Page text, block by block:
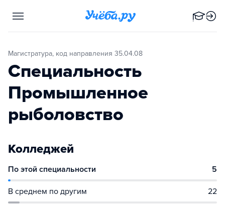
Магистратура, код направления 35.04.08
Специальность
Промышленное
рыболовство
Колледжей
По этой специальности 5
В среднем по другим 22